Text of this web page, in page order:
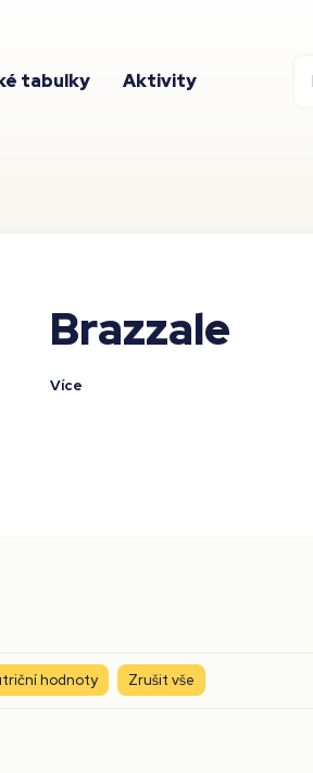
tabulky Aktivity
Brazzale
Více
hodnoty Zrušit vše